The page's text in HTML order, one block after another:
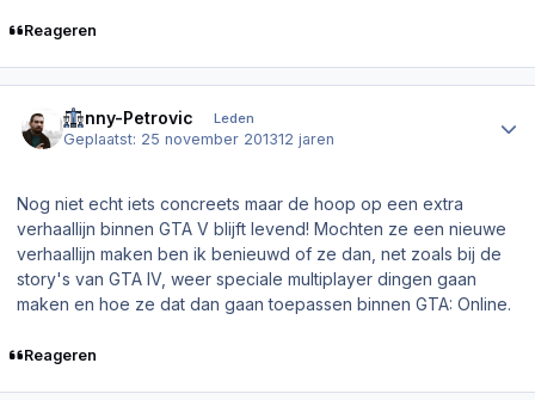
Reageren
Kenny-Petrovic Leden
Geplaatst: 25 november 201312 jaren
Nog niet echt iets concreets maar de hoop op een extra
verhaallijn binnen GTA V blijft levend! Mochten ze een nieuwe
verhaallijn maken ben ik benieuwd of ze dan, net zoals bij de
story's van GTA IV, weer speciale multiplayer dingen gaan
maken en hoe ze dat dan gaan toepassen binnen GTA: Online.
Reageren